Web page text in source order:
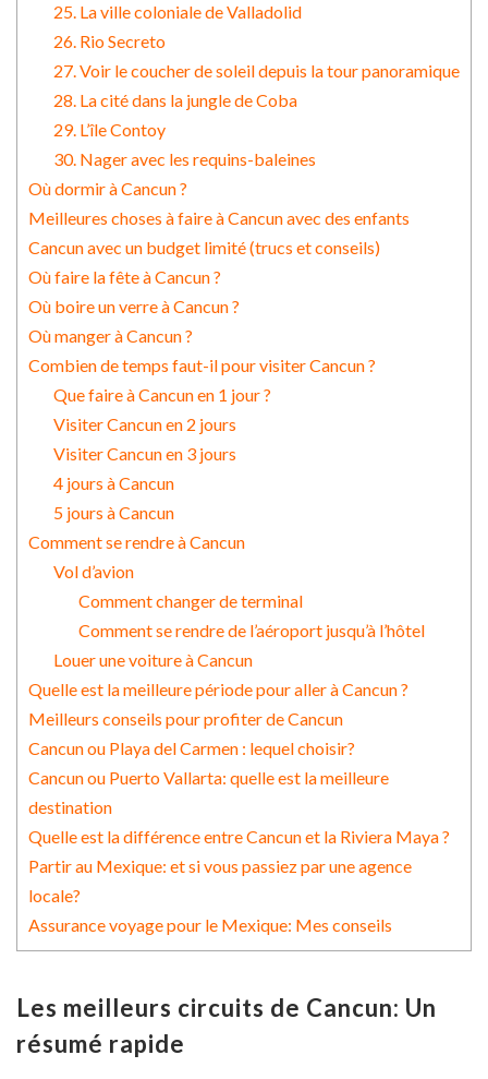
25. La ville coloniale de Valladolid
26. Rio Secreto
27. Voir le coucher de soleil depuis la tour panoramique
28. La cité dans la jungle de Coba
29. L’île Contoy
30. Nager avec les requins-baleines
Où dormir à Cancun ?
Meilleures choses à faire à Cancun avec des enfants
Cancun avec un budget limité (trucs et conseils)
Où faire la fête à Cancun ?
Où boire un verre à Cancun ?
Où manger à Cancun ?
Combien de temps faut-il pour visiter Cancun ?
Que faire à Cancun en 1 jour ?
Visiter Cancun en 2 jours
Visiter Cancun en 3 jours
4 jours à Cancun
5 jours à Cancun
Comment se rendre à Cancun
Vol d’avion
Comment changer de terminal
Comment se rendre de l’aéroport jusqu’à l’hôtel
Louer une voiture à Cancun
Quelle est la meilleure période pour aller à Cancun ?
Meilleurs conseils pour profiter de Cancun
Cancun ou Playa del Carmen : lequel choisir?
Cancun ou Puerto Vallarta: quelle est la meilleure
destination
Quelle est la différence entre Cancun et la Riviera Maya ?
Partir au Mexique: et si vous passiez par une agence
locale?
Assurance voyage pour le Mexique: Mes conseils
Les meilleurs circuits de Cancun: Un
résumé rapide